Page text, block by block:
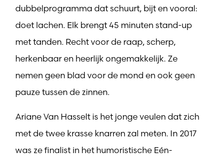
dubbelprogramma dat schuurt, bijt en vooral:
doet lachen. Elk brengt 45 minuten stand-up
met tanden. Recht voor de raap, scherp,
herkenbaar en heerlijk ongemakkelijk. Ze
nemen geen blad voor de mond en ook geen
pauze tussen de zinnen.
Ariane Van Hasselt is het jonge veulen dat zich
met de twee krasse knarren zal meten. In 2017
was ze finalist in het humoristische Eén-